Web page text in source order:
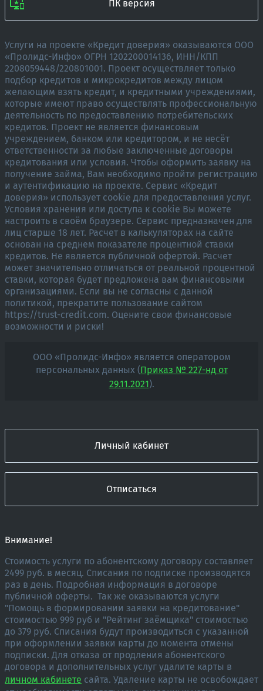
ПК версия
Услуги на проекте «Кредит доверия» оказываются ООО
«Пролидс-Инфо» ОГРН 1202200014136, ИНН/КПП
2208059448/220801001. Проект осуществляет только
подбор кредитов и микрокредитов между лицом
желающим взять кредит, и кредитными учреждениями,
которые имеют право осуществлять профессиональную
деятельность по предоставлению потребительских
кредитов. Проект не является финансовым
учреждением, банком или кредитором, и не несёт
ответственности за любые заключенные договоры
кредитования или условия. Чтобы оформить заявку на
получение займа, Вам необходимо пройти регистрацию
и аутентификацию на проекте. Сервис «Кредит
доверия» использует cookie для предоставления услуг.
Условия хранения или доступа к cookie Вы можете
настроить в своём браузере. Сервис предназначен для
лиц старше 18 лет. Расчет в калькуляторах на сайте
основан на среднем показателе процентной ставки
кредитов. Не является публичной офертой. Расчет
может значительно отличаться от реальной процентной
ставки, которая будет предложена вам финансовыми
организациями. Если вы не согласны с данной
политикой, прекратите пользование сайтом
https://trust-credit.com. Оцените свои финансовые
возможности и риски!
ООО «Пролидс-Инфо» является оператором
персональных данных (Приказ № 227-нд от
29.11.2021).
Личный кабинет
Отписаться
Внимание!
Стоимость услуги по абонентскому договору составляет
2499 руб. в месяц. Списания по подписке производятся
раз в день. Подробная информация в договоре
публичной оферты. Так же оказываются услуги
"Помощь в формировании заявки на кредитование"
стоимостью 999 руб и "Рейтинг заёмщика" стоимостью
до 379 руб. Списания будут производиться с указанной
при оформлении заявки карты до момента отмены
подписки. Для отказа от продления абонентского
договора и дополнительных услуг удалите карты в
личном кабинете сайта. Удаление карты не освобождает